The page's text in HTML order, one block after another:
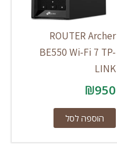
ROUTER Archer
BE550 Wi-Fi 7 TP-
LINK
₪950
הוספה לסל